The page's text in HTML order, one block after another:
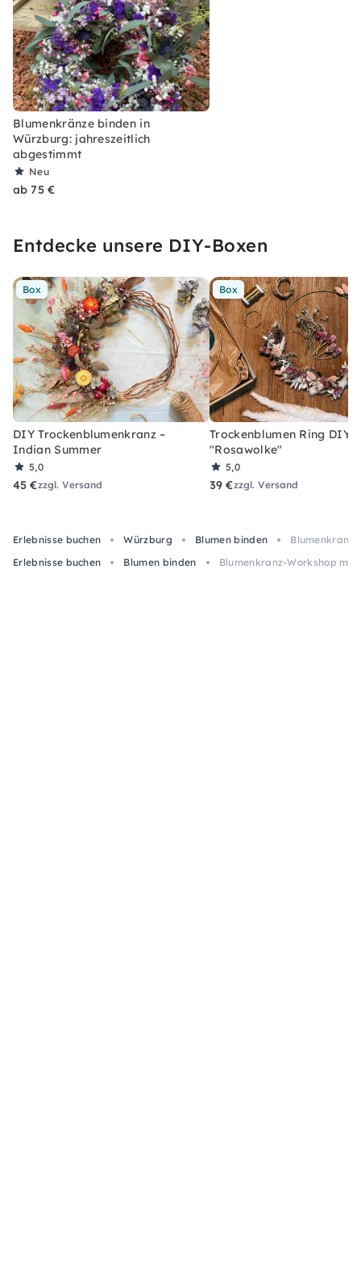
Blumenkränze binden in
Würzburg: jahreszeitlich
abgestimmt
Neu
ab 75 €
Entdecke unsere DIY-Boxen
Box
DIY Trockenblumenkranz –
Indian Summer
5,0
45 €zzgl. Versand
Box
Trockenblumen Ring DIY-
"Rosawolke"
5,0
39 €zzgl. Versand
Erlebnisse buchen Würzburg Blumen binden
Erlebnisse buchen
Blumen binden Blumenkranz-Workshop mit